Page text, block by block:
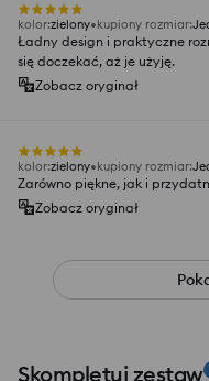
kolor:zielony kupiony rozmiar:
Ładny design i praktyczne
się doczekać, aż je użyję.
Zobacz oryginał
kolor:zielony kupiony rozmiar:
Zarówno piękne, jak i
Zobacz oryginał
Skompletuj zestaw